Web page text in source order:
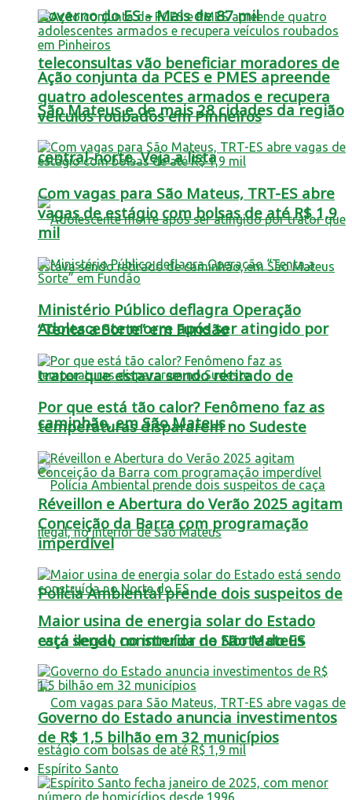
Governo do ES – Mais de 87 mil
teleconsultas vão beneficiar moradores de
São Mateus e de mais 28 cidades da região
central-norte. Veja a lista
Adolescente morre após ser atingido por
trator que estava sendo retirado de
caminhão, em São Mateus
Polícia Ambiental prende dois suspeitos de
caça ilegal, no interior de São Mateus
Ação conjunta da PCES e PMES apreende
quatro adolescentes armados e recupera
veículos roubados em Pinheiros
Com vagas para São Mateus, TRT-ES abre
vagas de estágio com bolsas de até R$ 1,9
mil
Ministério Público deflagra Operação
“Tenta a Sorte” em Fundão
Por que está tão calor? Fenômeno faz as
temperaturas dispararem no Sudeste
Réveillon e Abertura do Verão 2025 agitam
Conceição da Barra com programação
imperdível
Maior usina de energia solar do Estado
está sendo construída no Norte do ES
Governo do Estado anuncia investimentos
de R$ 1,5 bilhão em 32 municípios
Espírito Santo